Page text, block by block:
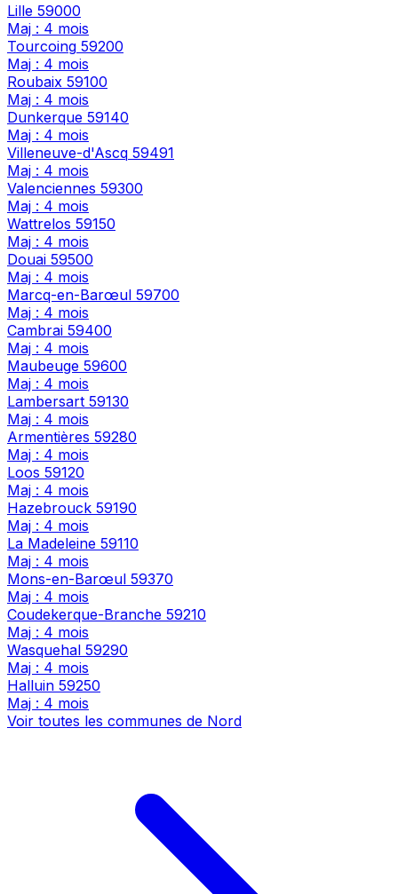
Lille 59000
Maj : 4 mois
Tourcoing 59200
Maj : 4 mois
Roubaix 59100
Maj : 4 mois
Dunkerque 59140
Maj : 4 mois
Villeneuve-d'Ascq 59491
Maj : 4 mois
Valenciennes 59300
Maj : 4 mois
Wattrelos 59150
Maj : 4 mois
Douai 59500
Maj : 4 mois
Marcq-en-Barœul 59700
Maj : 4 mois
Cambrai 59400
Maj : 4 mois
Maubeuge 59600
Maj : 4 mois
Lambersart 59130
Maj : 4 mois
Armentières 59280
Maj : 4 mois
Loos 59120
Maj : 4 mois
Hazebrouck 59190
Maj : 4 mois
La Madeleine 59110
Maj : 4 mois
Mons-en-Barœul 59370
Maj : 4 mois
Coudekerque-Branche 59210
Maj : 4 mois
Wasquehal 59290
Maj : 4 mois
Halluin 59250
Maj : 4 mois
Voir toutes les communes de Nord